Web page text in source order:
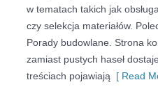
w tematach takich jak
czy selekcja materiałów.
Porady budowlane. Strona
zamiast pustych haseł
treściach pojawiają [ Read